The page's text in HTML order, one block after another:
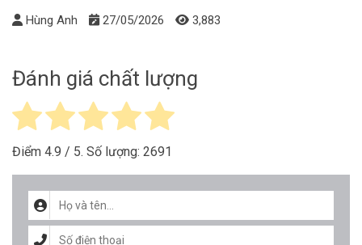
Hùng Anh 27/05/2026 3,883
Đánh giá chất lượng
Điểm 4.9 / 5. Số lượng: 2691